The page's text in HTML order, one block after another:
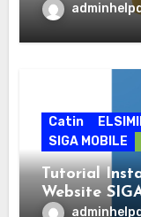
Catin
SIGA MOBILE
Tutorial
Website